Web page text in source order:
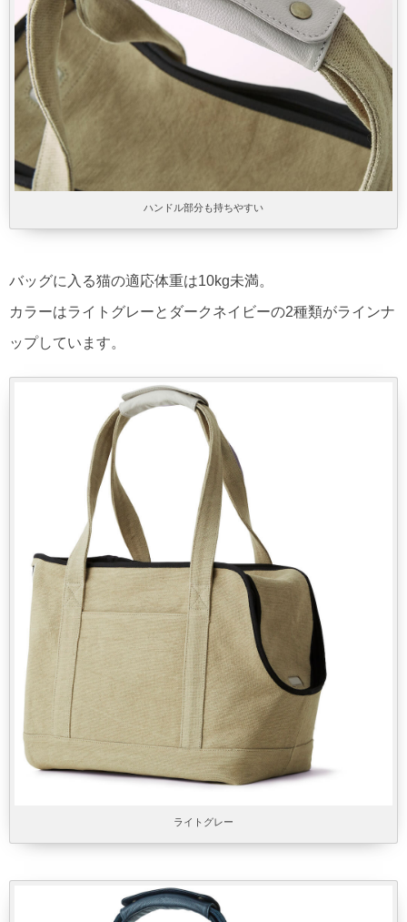
ハンドル部分も持ちやすい
バッグに入る猫の適応体重は10kg未満。
カラーはライトグレーとダークネイビーの2種類がラインナ
ップしています。
ライトグレー